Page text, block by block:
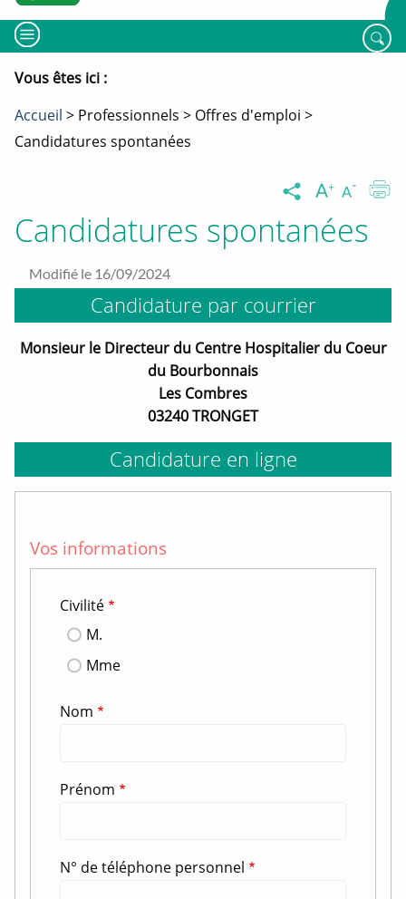
MENU
Vous êtes ici :
Fil
d'ariane
Accueil Professionnels
Offres d'emploi
Candidatures spontanées
Partager
page
Partager
X
Ouverture
fenêtre
Partager
Linkedin
Ouverture
fenêtre
Partager
Facebook
Ouverture
fenêtre
la
du
texte
la
du
texte
Candidatures spontanées
Modifié le 16/09/2024
Candidature par courrier
Monsieur le Directeur du Centre Hospitalier du Coeur
du Bourbonnais
Les Combres
03240 TRONGET
Candidature en ligne
Vos informations
Civilité
M.
Mme
Nom
Prénom
N° de téléphone personnel